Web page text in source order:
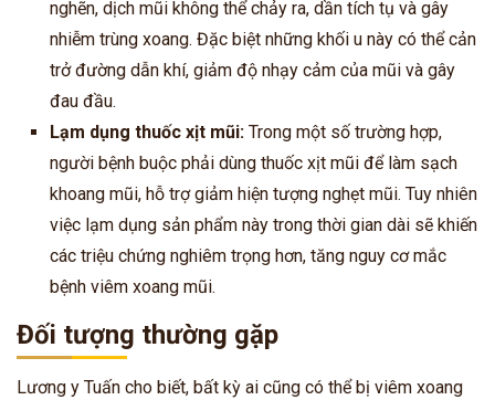
nghẽn, dịch mũi không thể chảy ra, dần tích tụ và gây
nhiễm trùng xoang. Đặc biệt những khối u này có thể cản
trở đường dẫn khí, giảm độ nhạy cảm của mũi và gây
đau đầu.
Lạm dụng thuốc xịt mũi: Trong một số trường hợp,
người bệnh buộc phải dùng thuốc xịt mũi để làm sạch
khoang mũi, hỗ trợ giảm hiện tượng nghẹt mũi. Tuy nhiên
việc lạm dụng sản phẩm này trong thời gian dài sẽ khiến
các triệu chứng nghiêm trọng hơn, tăng nguy cơ mắc
bệnh viêm xoang mũi.
Đối tượng thường gặp
Lương y Tuấn cho biết, bất kỳ ai cũng có thể bị viêm xoang